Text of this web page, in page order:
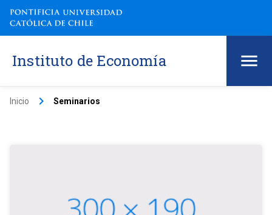
Instituto de Economía
Inicio keyboard_arrow_right Seminarios